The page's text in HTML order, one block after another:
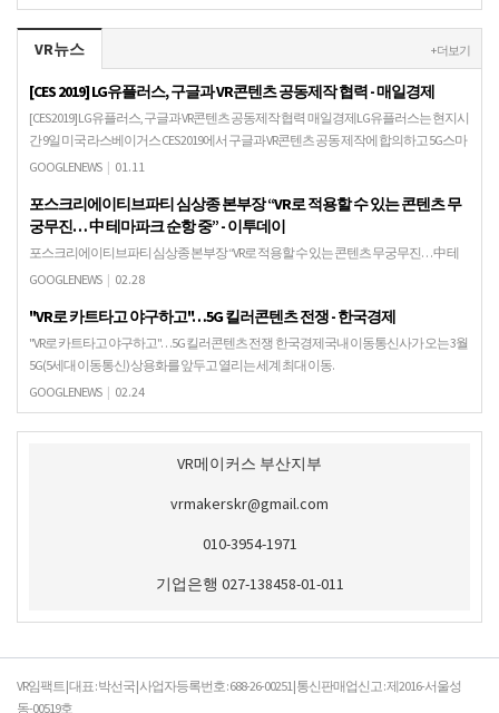
VR뉴스 + 더보기
[CES 2019] LG유플러스, 구글과 VR콘텐츠 공동제작 협력 - 매일경제
[CES 2019] LG유플러스, 구글과 VR콘텐츠 공동제작 협력 매일경제LG유플러스는 현지시
간 9일 미국 라스베이거스 CES 2019에서 구글과 VR콘텐츠 공동 제작에 합의하고 5G스마
트폰 상용화 시점에 맞춰 V…
GOOGLENEWS | 01.11
포스크리에이티브파티 심상종 본부장 “VR로 적용할 수 있는 콘텐츠 무
궁무진… 中 테마파크 순항 중” - 이투데이
포스크리에이티브파티 심상종 본부장 “VR로 적용할 수 있는 콘텐츠 무궁무진… 中 테
마파크 순항 중” 이투데이초고해상도 항공 촬영 솔루션 테스트 진행 차 헬기 앞에서 서
GOOGLENEWS | 02.28
"VR로 카트타고 야구하고"…5G 킬러콘텐츠 전쟁 - 한국경제
"VR로 카트타고 야구하고"…5G 킬러콘텐츠 전쟁 한국경제국내 이동통신사가 오는 3월
5G(5세대 이동통신) 상용화를 앞두고 열리는 세계 최대 이동.
GOOGLENEWS | 02.24
VR메이커스 부산지부
vrmakerskr@gmail.com
010-3954-1971
기업은행 027-138458-01-011
VR임팩트 | 대표 : 박선국 | 사업자등록번호 : 688-26-00251 | 통신판매업신고 : 제2016-서울성
동-00519호